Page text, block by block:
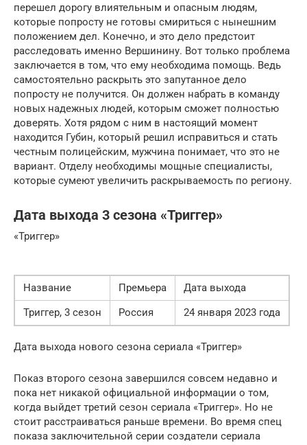
перешел дорогу влиятельным и опасным людям,
которые попросту не готовы смириться с нынешним
положением дел. Конечно, и это дело предстоит
расследовать именно Вершинину. Вот только проблема
заключается в том, что ему необходима помощь. Ведь
самостоятельно раскрыть это запутанное дело
попросту не получится. Он должен набрать в команду
новых надежных людей, которым сможет полностью
доверять. Хотя рядом с ним в настоящий момент
находится Губин, который решил исправиться и стать
честным полицейским, мужчина понимает, что это не
вариант. Отделу необходимы мощные специалисты,
которые сумеют увеличить раскрываемость по региону.
Дата выхода 3 сезона «Триггер»
«Триггер»
Название Премьера
Дата выхода
Триггер, 3 сезон
Россия 24 января 2023 года
Дата выхода нового сезона сериала «Триггер»
Показ второго сезона завершился совсем недавно и
пока нет никакой официальной информации о том,
когда выйдет третий сезон сериала «Триггер». Но не
стоит расстраиваться раньше времени. Во время спец
показа заключительной серии создатели сериала